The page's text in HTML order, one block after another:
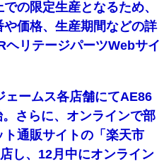
の限定生産となるため、
価格、生産期間などの詳
ヘリテージパーツWebサイ
ームス各店舗にてAE86
さらに、オンラインで部
通販サイトの「楽天市
し、12月中にオンライン